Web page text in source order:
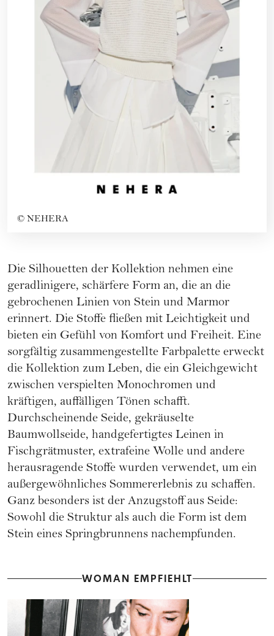
© NEHERA
Die Silhouetten der Kollektion nehmen eine
geradlinigere, schärfere Form an, die an die
gebrochenen Linien von Stein und Marmor
erinnert. Die Stoffe fließen mit Leichtigkeit und
bieten ein Gefühl von Komfort und Freiheit. Eine
sorgfältig zusammengestellte Farbpalette erweckt
die Kollektion zum Leben, die ein Gleichgewicht
zwischen verspielten Monochromen und
kräftigen, auffälligen Tönen schafft.
Durchscheinende Seide, gekräuselte
Baumwollseide, handgefertigtes Leinen in
Fischgrätmuster, extrafeine Wolle und andere
herausragende Stoffe wurden verwendet, um ein
außergewöhnliches Sommererlebnis zu schaffen.
Ganz besonders ist der Anzugstoff aus Seide:
Sowohl die Struktur als auch die Form ist dem
Stein eines Springbrunnens nachempfunden.
WOMAN EMPFIEHLT